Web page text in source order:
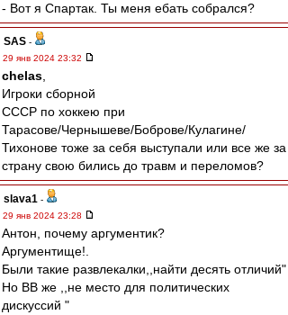
- Вот я Спартак. Ты меня ебать собрался?
SAS -
29 янв 2024 23:32
chelas
Игроки сборной
СССР по хоккею при
Тарасове/Чернышеве/Боброве/Кулагине/
Тихонове тоже за себя выступали или все же за
страну свою бились до травм и переломов?
slava1 -
29 янв 2024 23:28
Антон, почему аргументик?
Аргументище!.
Были такие развлекалки,,найти десять отличий"
Но ВВ же ,,не место для политических
дискуссий "